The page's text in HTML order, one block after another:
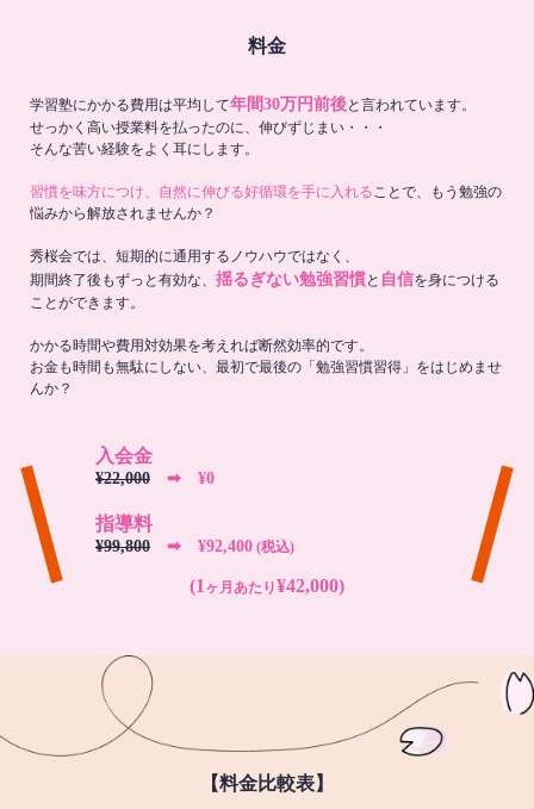
料金
学習塾にかかる費用は平均して年間30万円前後と言われています。
せっかく高い授業料を払ったのに、伸びずじまい・・・
そんな苦い経験をよく耳にします。
習慣を味方につけ、自然に伸びる好循環を手に入れる ことで、もう勉強の
悩みから解放されませんか？
秀桜会では、短期的に通用するノウハウではなく、
期間終了後もずっと有効な、 揺るぎない勉強習慣と 自信を身につける
ことができます。
かかる時間や費用対効果を考えれば断然効率的です。
お金も時間も無駄にしない、最初で最後の「勉強習慣習得」をはじめませ
んか？
入会金
¥22,000 ➡︎ ¥0
指導料
¥99,800 ➡︎ ¥92,400 (税込)
(1 ヶ月あたり¥42,000)
【料金比較表】